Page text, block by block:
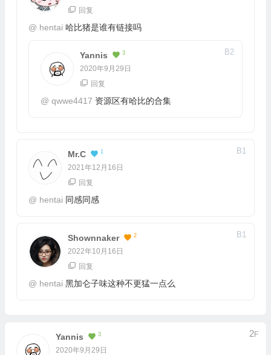
回复
@ hentai 哈比猪是谁有链接吗
Yannis 3
2020年9月29日
B2
回复
@ qwwe4417 资源区有哈比的合集
Mr.C 1
2021年12月16日
B1
回复
@ hentai 同感同感
Shownnaker 2
2022年10月16日
B1
回复
@ hentai 黑加仑子味这种不更猛一点么
Yannis 3
2020年9月29日
2F